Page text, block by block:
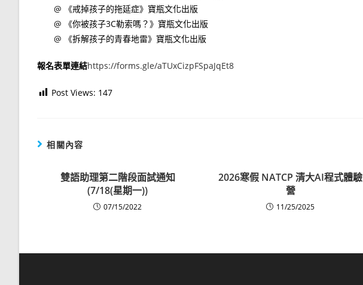
@ 《戒掉孩子的拖延症》寶瓶文化出版
@ 《你被孩子3C勒索嗎？》寶瓶文化出版
@ 《拆解孩子的青春地雷》寶瓶文化出版
報名表單連結https://forms.gle/aTUxCizpFSpaJqEt8
Post Views: 147
相關內容
雙語助理第二階段面試通知
(7/18(星期一))
07/15/2022
2026寒假 NATCP 清大AI程式體驗
營
11/25/2025